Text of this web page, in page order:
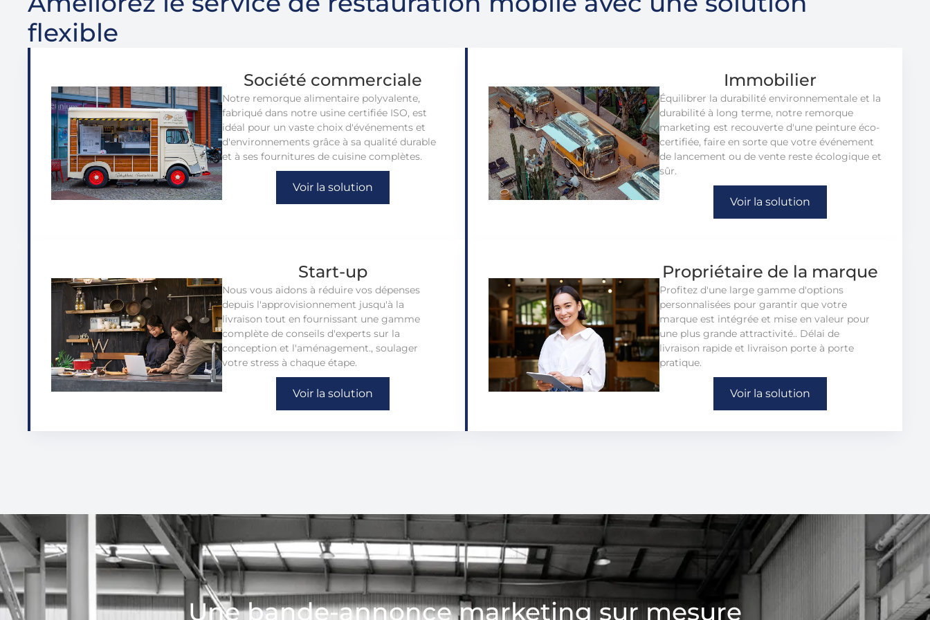
flexible
Société commerciale
Notre remorque alimentaire polyvalente,
fabriqué dans notre usine certifiée ISO, est
idéal pour un vaste choix d'événements et
d'environnements grâce à sa qualité durable
et à ses fournitures de cuisine complètes.
Voir la solution
Immobilier
Équilibrer la durabilité environnementale et la
durabilité à long terme, notre remorque
marketing est recouverte d'une peinture éco-
certifiée, faire en sorte que votre événement
de lancement ou de vente reste écologique et
sûr.
Voir la solution
Start-up
Nous vous aidons à réduire vos dépenses
depuis l'approvisionnement jusqu'à la
livraison tout en fournissant une gamme
complète de conseils d'experts sur la
conception et l'aménagement., soulager
votre stress à chaque étape.
Voir la solution
Propriétaire de la marque
Profitez d'une large gamme d'options
personnalisées pour garantir que votre
marque est intégrée et mise en valeur pour
une plus grande attractivité.. Délai de
livraison rapide et livraison porte à porte
pratique.
Voir la solution
Une bande-annonce marketing sur mesure